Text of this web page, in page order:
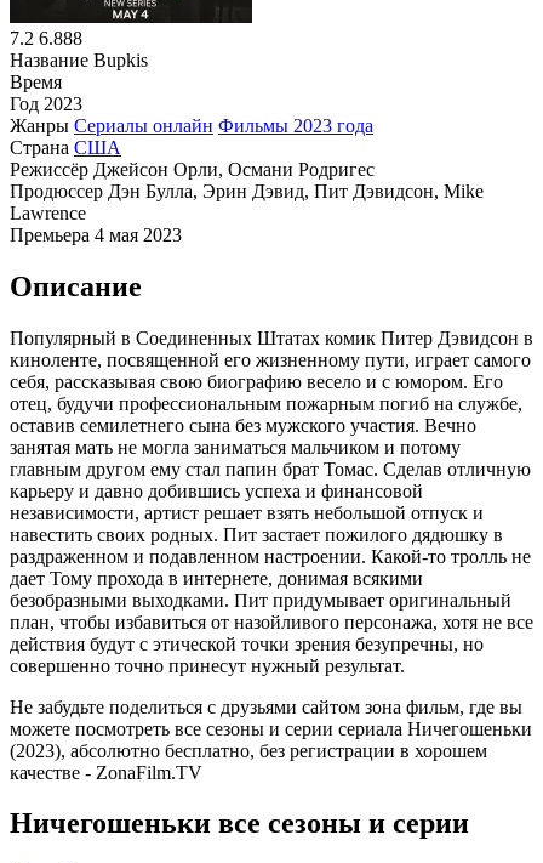
7.2 6.888
Название Bupkis
Время
Год 2023
Жанры Сериалы онлайн Фильмы 2023 года
Страна США
Режиссёр Джейсон Орли, Османи Родригес
Продюссер Дэн Булла, Эрин Дэвид, Пит Дэвидсон, Mike
Lawrence
Премьера 4 мая 2023
Описание
Популярный в Соединенных Штатах комик Питер Дэвидсон в
киноленте, посвященной его жизненному пути, играет самого
себя, рассказывая свою биографию весело и с юмором. Его
отец, будучи профессиональным пожарным погиб на службе,
оставив семилетнего сына без мужского участия. Вечно
занятая мать не могла заниматься мальчиком и потому
главным другом ему стал папин брат Томас. Сделав отличную
карьеру и давно добившись успеха и финансовой
независимости, артист решает взять небольшой отпуск и
навестить своих родных. Пит застает пожилого дядюшку в
раздраженном и подавленном настроении. Какой-то тролль не
дает Тому прохода в интернете, донимая всякими
безобразными выходками. Пит придумывает оригинальный
план, чтобы избавиться от назойливого персонажа, хотя не все
действия будут с этической точки зрения безупречны, но
совершенно точно принесут нужный результат.
Не забудьте поделиться с друзьями сайтом зона фильм, где вы
можете посмотреть все сезоны и серии сериала Ничегошеньки
(2023), абсолютно бесплатно, без регистрации в хорошем
качестве - ZonaFilm.TV
Ничегошеньки все сезоны и серии